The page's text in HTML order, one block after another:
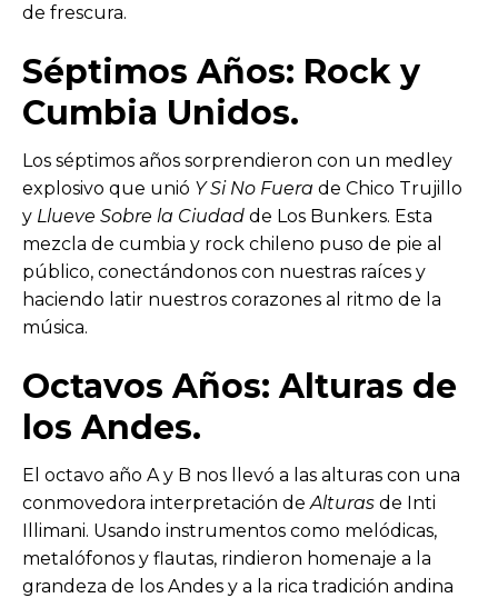
de frescura.
Séptimos Años: Rock y
Cumbia Unidos.
Los séptimos años sorprendieron con un medley
explosivo que unió Y Si No Fuera de Chico Trujillo
y Llueve Sobre la Ciudad de Los Bunkers. Esta
mezcla de cumbia y rock chileno puso de pie al
público, conectándonos con nuestras raíces y
haciendo latir nuestros corazones al ritmo de la
música.
Octavos Años: Alturas de
los Andes.
El octavo año A y B nos llevó a las alturas con una
conmovedora interpretación de Alturas de Inti
Illimani. Usando instrumentos como melódicas,
metalófonos y flautas, rindieron homenaje a la
grandeza de los Andes y a la rica tradición andina